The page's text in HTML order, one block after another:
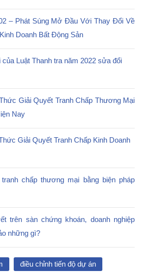
– Phát Súng Mở Đầu Với Thay Đổi Về
Doanh Bất Động Sản
Luật Thanh tra năm 2022 sửa đổi
Giải Quyết Tranh Chấp Thương Mại
Nay
Giải Quyết Tranh Chấp Kinh Doanh
chấp thương mại bằng biện pháp
trên sàn chứng khoán, doanh nghiệp
những gì?
điều chỉnh tiến độ dự án